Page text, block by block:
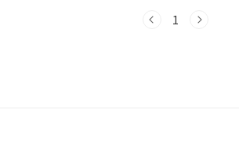
경우에 사용 function sum(){
1